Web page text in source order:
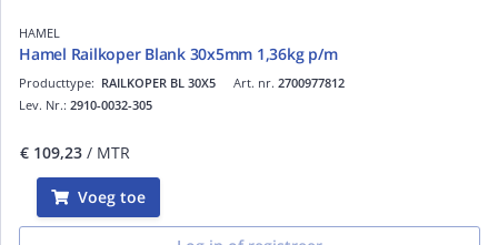
HAMEL
Hamel Railkoper Blank 30x5mm 1,36kg p/m
Art. nr. 2700977812
Producttype: RAILKOPER BL 30X5
Lev. Nr.: 2910-0032-305
€ 109,23 / MTR
Voeg toe